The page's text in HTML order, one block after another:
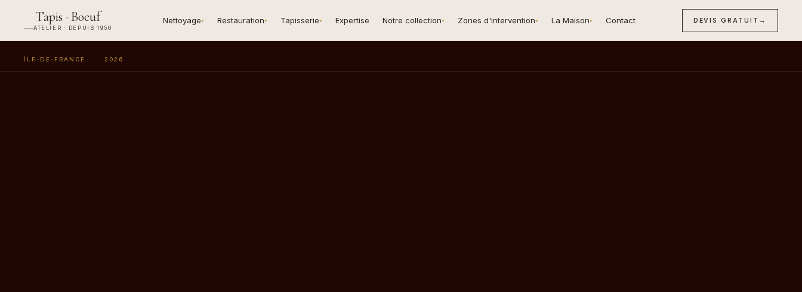
Tapis · Boeuf
ATELIER · DEPUIS 1950
Nettoyage▾ Restauration▾ Tapisserie▾ Expertise Notre collection▾ Zones d'intervention▾ La Maison▾ Contact DEVIS GRATUIT →
ÎLE-DE-FRANCE · 2026